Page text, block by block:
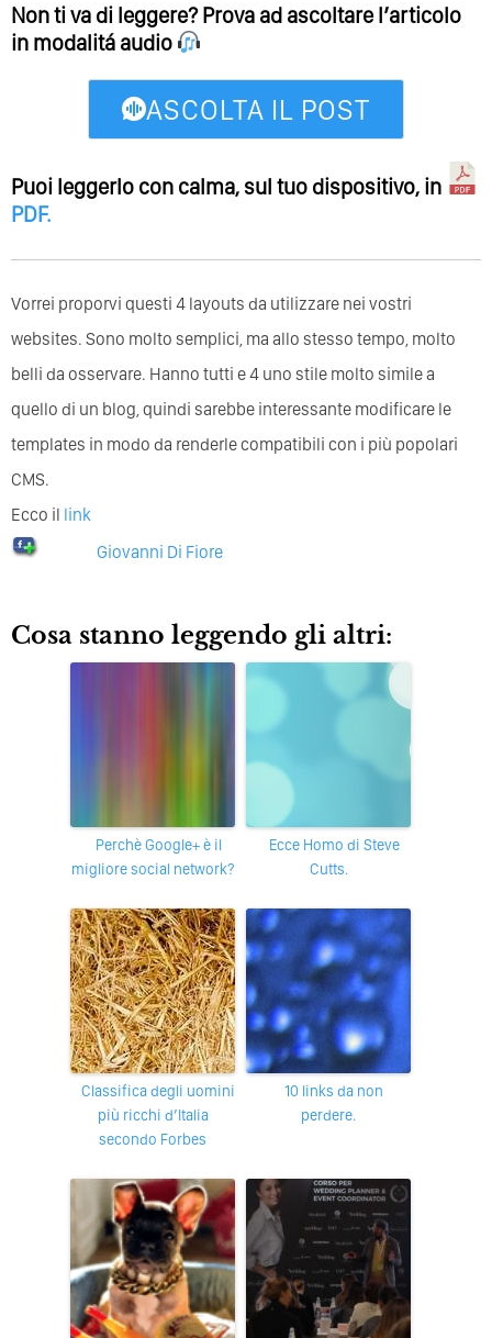
Non ti va di leggere? Prova ad ascoltare l’articolo
in modalitá audio
ASCOLTA IL POST
Puoi leggerlo con calma, sul tuo dispositivo, in
PDF.
Vorrei proporvi questi 4 layouts da utilizzare nei vostri
websites. Sono molto semplici, ma allo stesso tempo, molto
belli da osservare. Hanno tutti e 4 uno stile molto simile a
quello di un blog, quindi sarebbe interessante modificare le
templates in modo da renderle compatibili con i più popolari
CMS.
Ecco il link
Giovanni Di Fiore
Cosa stanno leggendo gli altri:
Perchè Google+ è il
migliore social network?
Ecce Homo di Steve
Cutts.
Classifica degli uomini
più ricchi d’Italia
secondo Forbes
10 links da non
perdere.